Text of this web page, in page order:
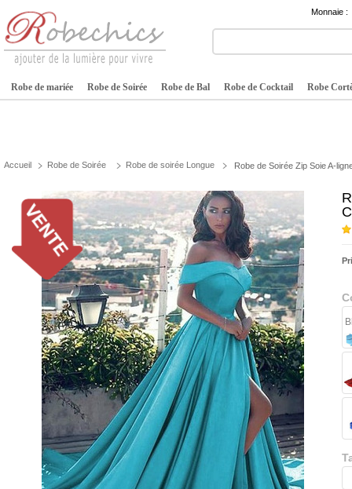
Monnaie :
Robe de mariée Robe de Soirée Robe de Bal Robe de Cocktail Robe
Accueil Robe de Soirée Robe de soirée Longue Robe de Soirée Zip Soie A-